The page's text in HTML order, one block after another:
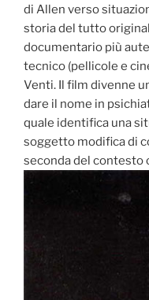
di Allen verso
storia del tutto
documentario più
tecnico (pellicole e
Venti. Il film divenne
dare il nome in
quale identifica una
soggetto modifica di
seconda del contesto